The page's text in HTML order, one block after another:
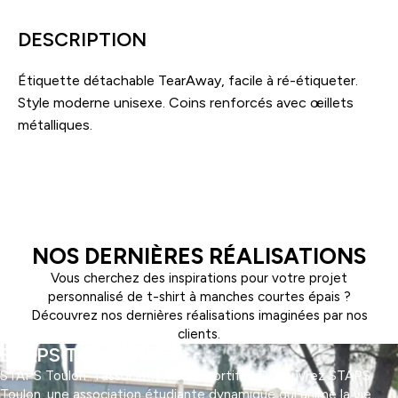
en
cuir
DESCRIPTION
Étiquette détachable TearAway, facile à ré-étiqueter.
Style moderne unisexe. Coins renforcés avec œillets
métalliques.
NOS DERNIÈRES RÉALISATIONS
Vous cherchez des inspirations pour votre projet
personnalisé de t-shirt à manches courtes épais ?
Découvrez nos dernières réalisations imaginées par nos
clients.
STAPS TOULON
STAPS Toulon : l'association des sportifs ! Découvrez STAPS
Toulon, une association étudiante dynamique qui anime la vie